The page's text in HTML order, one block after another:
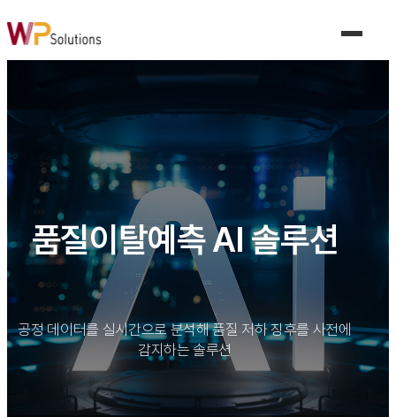
제품 및 서비스
제조 AI 솔루션
품질이탈예측 AI 솔루션
설비이상탐지 AI 솔루션
산업안전 AI 솔루션
생성형 AI 솔루션
디지털트윈 솔루션
공동 협업 플랫폼 솔루션
MES 솔루션
산업별 솔루션
자동차 산업
전기/전자
식품
기계/금속
조선
품질이탈예측 AI 솔루션
공정 데이터를 실시간으로 분석해 품질 저하 징후를 사전에
감지하는 솔루션